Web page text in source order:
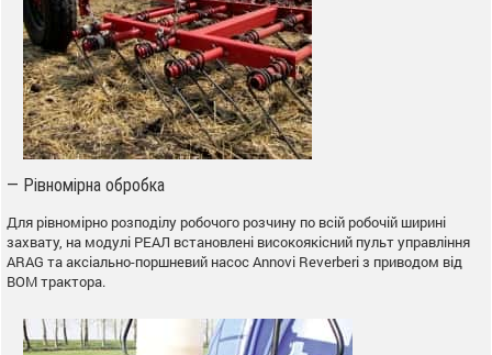
— Рівномірна обробка
Для рівномірно розподілу робочого розчину по всій робочій ширині
захвату, на модулі РЕАЛ встановлені високоякісний пульт управління
ARAG та аксіально-поршневий насос Annovi Reverberi з приводом від
ВОМ трактора.